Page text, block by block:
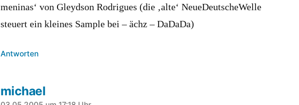
meninas‘ von Gleydson Rodrigues (die ‚alte‘ NeueDeutscheWelle
steuert ein kleines Sample bei – ächz – DaDaDa)
Antworten
michael